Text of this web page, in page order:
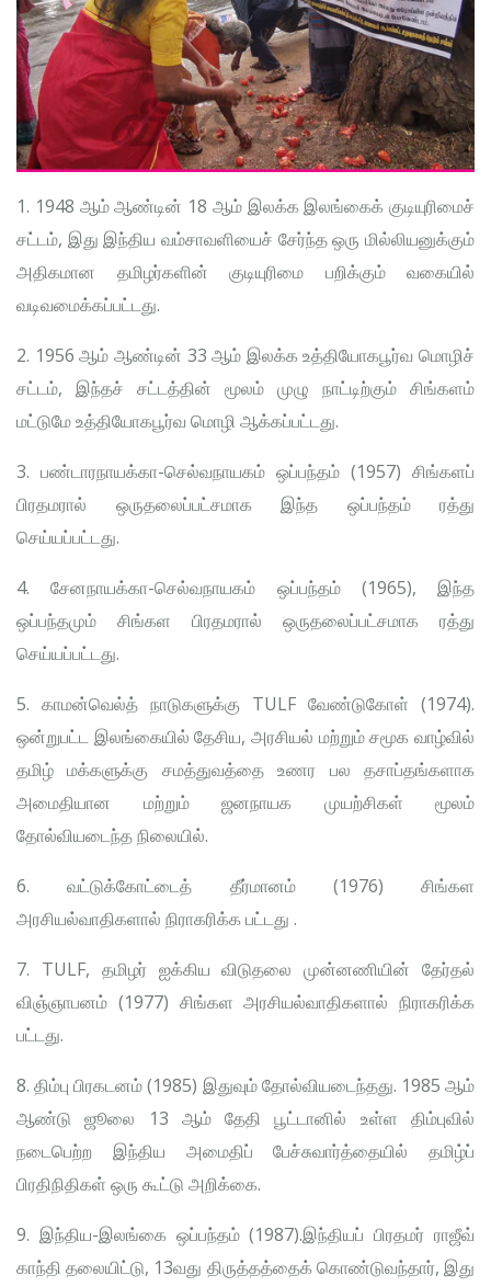
1. 1948 ஆம் ஆண்டின் 18 ஆம் இலக்க இலங்கைக் குடியுரிமைச்
சட்டம், இது இந்திய வம்சாவளியைச் சேர்ந்த ஒரு மில்லியனுக்கும்
அதிகமான தமிழர்களின் குடியுரிமை பறிக்கும் வகையில்
வடிவமைக்கப்பட்டது.
2. 1956 ஆம் ஆண்டின் 33 ஆம் இலக்க உத்தியோகபூர்வ மொழிச்
சட்டம், இந்தச் சட்டத்தின் மூலம் முழு நாட்டிற்கும் சிங்களம்
மட்டுமே உத்தியோகபூர்வ மொழி ஆக்கப்பட்டது.
3. பண்டாரநாயக்கா-செல்வநாயகம் ஒப்பந்தம் (1957) சிங்களப்
பிரதமரால் ஒருதலைப்பட்சமாக இந்த ஒப்பந்தம் ரத்து
செய்யப்பட்டது.
4. சேனநாயக்கா-செல்வநாயகம் ஒப்பந்தம் (1965), இந்த
ஒப்பந்தமும் சிங்கள பிரதமரால் ஒருதலைப்பட்சமாக ரத்து
செய்யப்பட்டது.
5. காமன்வெல்த் நாடுகளுக்கு TULF வேண்டுகோள் (1974).
ஒன்றுபட்ட இலங்கையில் தேசிய, அரசியல் மற்றும் சமூக வாழ்வில்
தமிழ் மக்களுக்கு சமத்துவத்தை உணர பல தசாப்தங்களாக
அமைதியான மற்றும் ஜனநாயக முயற்சிகள் மூலம்
தோல்வியடைந்த நிலையில்.
6. வட்டுக்கோட்டைத் தீர்மானம் (1976) சிங்கள
அரசியல்வாதிகளால் நிராகரிக்க பட்டது .
7. TULF, தமிழர் ஐக்கிய விடுதலை முன்னணியின் தேர்தல்
விஞ்ஞாபனம் (1977) சிங்கள அரசியல்வாதிகளால் நிராகரிக்க
பட்டது.
8. திம்பு பிரகடனம் (1985) இதுவும் தோல்வியடைந்தது. 1985 ஆம்
ஆண்டு ஜூலை 13 ஆம் தேதி பூட்டானில் உள்ள திம்புவில்
நடைபெற்ற இந்திய அமைதிப் பேச்சுவார்த்தையில் தமிழ்ப்
பிரதிநிதிகள் ஒரு கூட்டு அறிக்கை.
9. இந்திய-இலங்கை ஒப்பந்தம் (1987).இந்தியப் பிரதமர் ராஜீவ்
காந்தி தலையிட்டு, 13வது திருத்தத்தைக் கொண்டுவந்தார், இது